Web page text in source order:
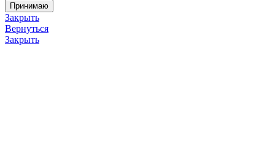
Принимаю
Закрыть
Вернуться
Закрыть